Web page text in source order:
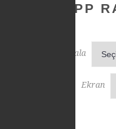
PP
Sırala
Ekran